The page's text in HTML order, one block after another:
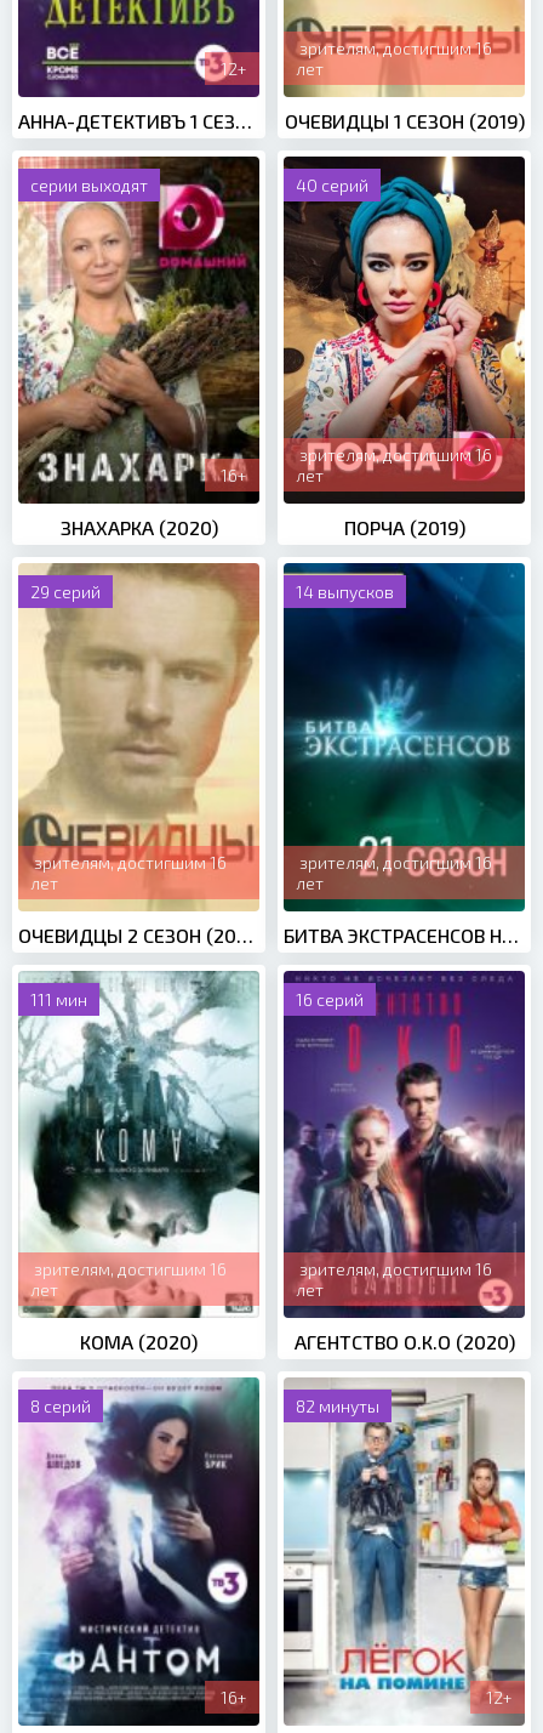
12+
зрителям, достигшим 16
лет
ОЧЕВИДЦЫ 1 СЕЗОН (2019)
серии выходят
16+
ЗНАХАРКА (2020)
40 серий
зрителям, достигшим 16
лет
ПОРЧА (2019)
29 серий
зрителям, достигшим 16
лет
14 выпусков
зрителям, достигшим 16
лет
111 мин
зрителям, достигшим 16
лет
КОМА (2020)
16 серий
зрителям, достигшим 16
лет
АГЕНТСТВО О.К.О (2020)
8 серий
16+
82 минуты
12+